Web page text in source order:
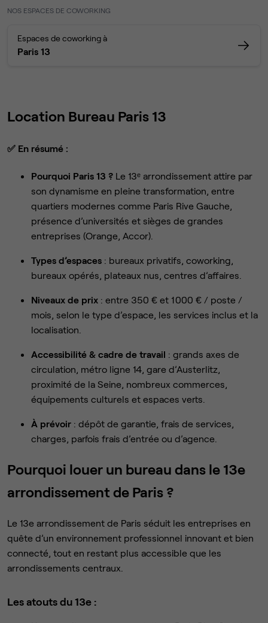
NOS ESPACES DE COWORKING
Espaces de coworking à
Paris 13
Location Bureau Paris 13
✅ En résumé :
Pourquoi Paris 13 ? Le 13ᵉ arrondissement attire par
son dynamisme en pleine transformation, entre
quartiers modernes comme Paris Rive Gauche,
présence d’universités et sièges de grandes
entreprises (Orange, Accor).
Types d’espaces : bureaux privatifs, coworking,
bureaux opérés, plateaux nus, centres d’affaires.
Niveaux de prix : entre 350 € et 1 000 € / poste /
mois, selon le type d’espace, les services inclus et la
localisation.
Accessibilité & cadre de travail : grands axes de
circulation, métro ligne 14, gare d’Austerlitz,
proximité de la Seine, nombreux commerces,
équipements culturels et espaces verts.
À prévoir : dépôt de garantie, frais de services,
charges, parfois frais d’entrée ou d’agence.
Pourquoi louer un bureau dans le 13e
arrondissement de Paris ?
Le 13e arrondissement de Paris séduit les entreprises en
quête d’un environnement professionnel innovant et bien
connecté, tout en restant plus accessible que les
arrondissements centraux.
Les atouts du 13e :